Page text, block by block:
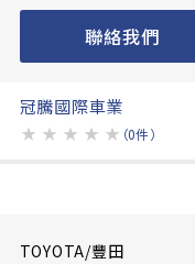
聯絡我們
冠騰國際車業
★ ★ ★ ★ ★ （0件）
TOYOTA/豐田